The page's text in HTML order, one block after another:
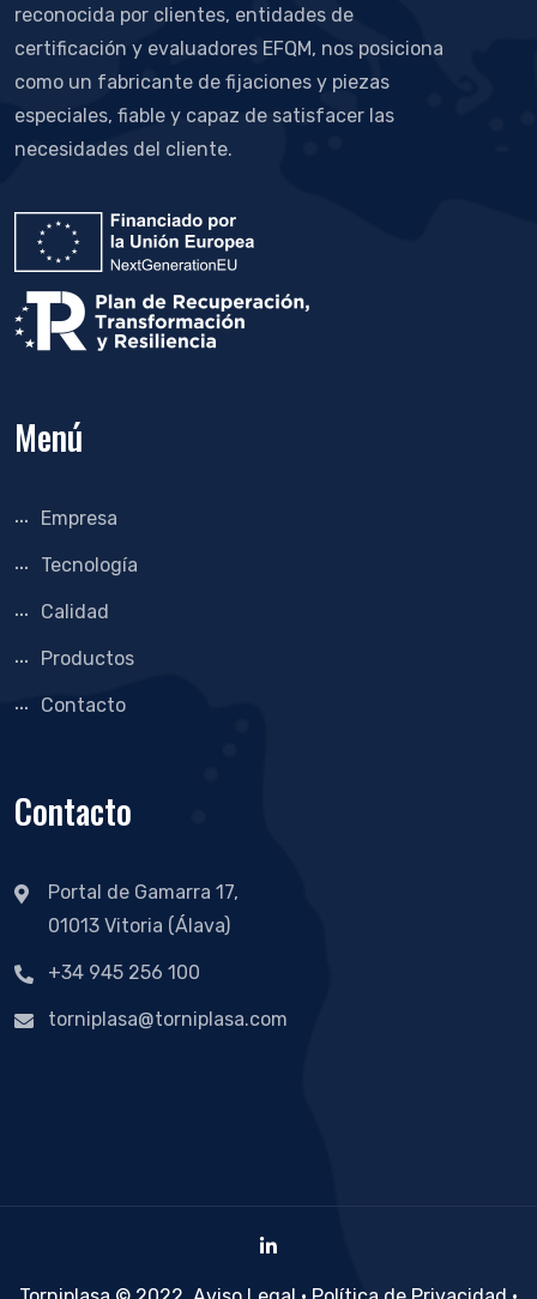
reconocida por clientes, entidades de
certificación y evaluadores EFQM, nos posiciona
como un fabricante de fijaciones y piezas
especiales, fiable y capaz de satisfacer las
necesidades del cliente.
Menú
Empresa
Tecnología
Calidad
Productos
Contacto
Contacto
Portal de Gamarra 17,
01013 Vitoria (Álava)
+34 945 256 100
torniplasa@torniplasa.com